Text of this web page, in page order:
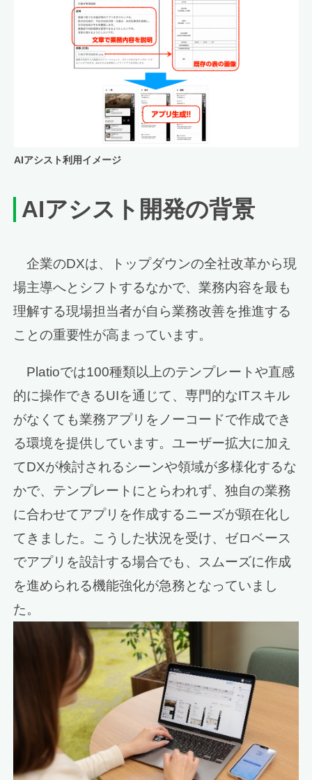
AIアシスト利用イメージ
AIアシスト開発の背景
企業のDXは、トップダウンの全社改革から現
場主導へとシフトするなかで、業務内容を最も
理解する現場担当者が自ら業務改善を推進する
ことの重要性が高まっています。
Platioでは100種類以上のテンプレートや直感
的に操作できるUIを通じて、専門的なITスキル
がなくても業務アプリをノーコードで作成でき
る環境を提供しています。ユーザー拡大に加え
てDXが検討されるシーンや領域が多様化するな
かで、テンプレートにとらわれず、独自の業務
に合わせてアプリを作成するニーズが顕在化し
てきました。こうした状況を受け、ゼロベース
でアプリを設計する場合でも、スムーズに作成
を進められる機能強化が急務となっていまし
た。